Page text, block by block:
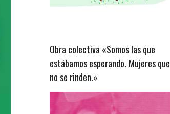
Obra colectiva «Somos las que
estábamos esperando. Mujeres que
no se rinden.»